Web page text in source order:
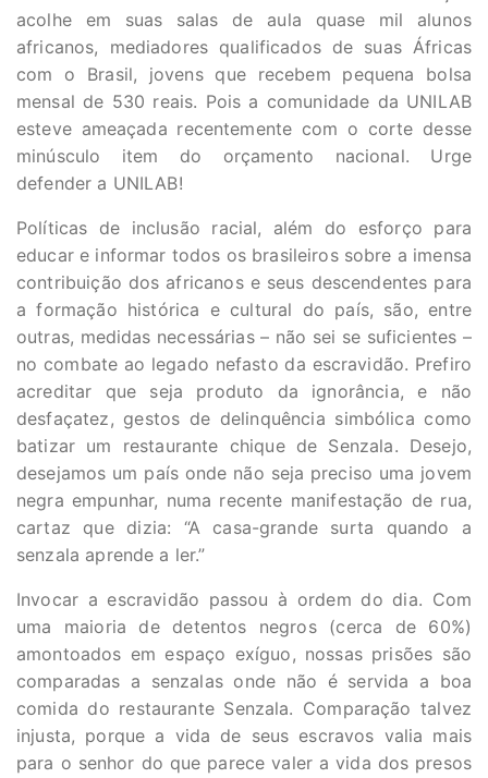
acolhe em suas salas de aula quase mil alunos
africanos, mediadores qualificados de suas Áfricas
com o Brasil, jovens que recebem pequena bolsa
mensal de 530 reais. Pois a comunidade da UNILAB
esteve ameaçada recentemente com o corte desse
minúsculo item do orçamento nacional. Urge
defender a UNILAB!
Políticas de inclusão racial, além do esforço para
educar e informar todos os brasileiros sobre a imensa
contribuição dos africanos e seus descendentes para
a formação histórica e cultural do país, são, entre
outras, medidas necessárias – não sei se suficientes –
no combate ao legado nefasto da escravidão. Prefiro
acreditar que seja produto da ignorância, e não
desfaçatez, gestos de delinquência simbólica como
batizar um restaurante chique de Senzala. Desejo,
desejamos um país onde não seja preciso uma jovem
negra empunhar, numa recente manifestação de rua,
cartaz que dizia: “A casa-grande surta quando a
senzala aprende a ler.”
Invocar a escravidão passou à ordem do dia. Com
uma maioria de detentos negros (cerca de 60%)
amontoados em espaço exíguo, nossas prisões são
comparadas a senzalas onde não é servida a boa
comida do restaurante Senzala. Comparação talvez
injusta, porque a vida de seus escravos valia mais
para o senhor do que parece valer a vida dos presos